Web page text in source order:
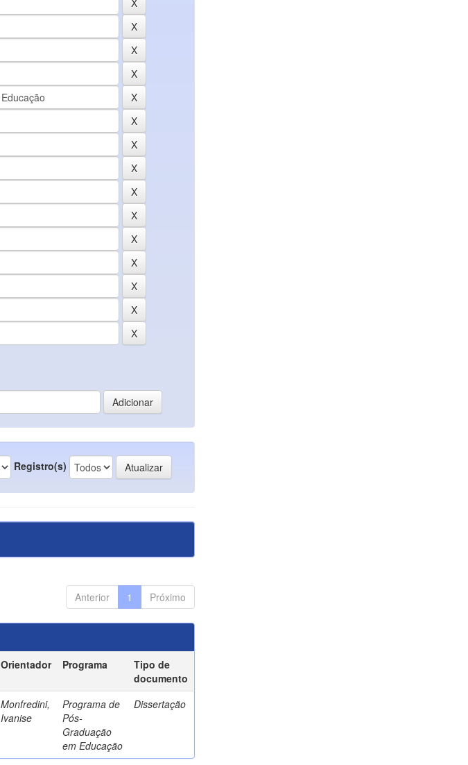
Registro(s)
Anterior 1 Próximo
Orientador Programa
Tipo de
documento
Monfredini,
Ivanise
Programa de
Pós-
Graduação
em Educação
Dissertação